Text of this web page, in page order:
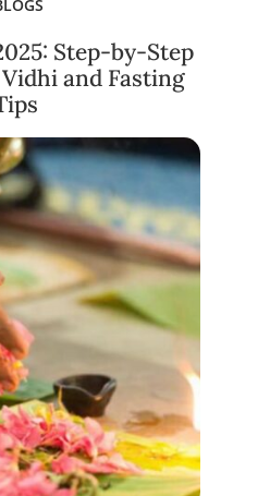
Step-by-Step
and Fasting